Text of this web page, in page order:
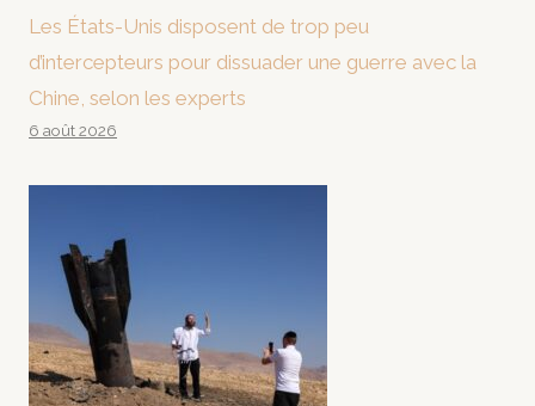
Les États-Unis disposent de trop peu
d’intercepteurs pour dissuader une guerre avec la
Chine, selon les experts
6 août 2026